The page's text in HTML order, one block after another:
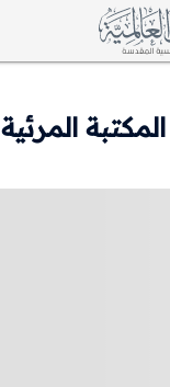
المكتبة المرئية